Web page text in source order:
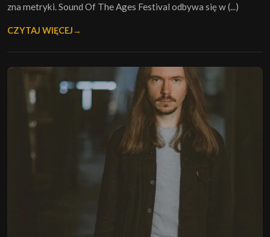
zna metryki. Sound Of The Ages Festival odbywa się w (...)
CZYTAJ WIĘCEJ